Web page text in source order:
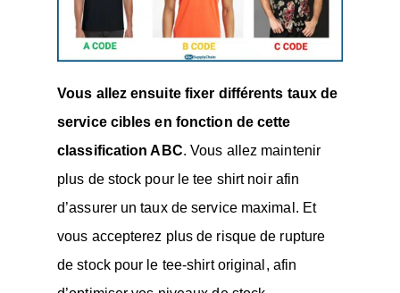
Vous allez ensuite fixer différents taux de
service cibles en fonction de cette
classification ABC. Vous allez maintenir
plus de stock pour le tee shirt noir afin
d’assurer un taux de service maximal. Et
vous accepterez plus de risque de rupture
de stock pour le tee-shirt original, afin